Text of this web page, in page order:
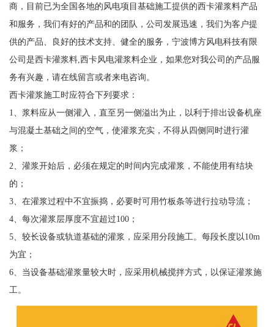
商，目前已为全国各地的风电项目基础施工提供的西卡灌浆料产品
和服务，我们有好的产品和的团队，公司发展迅速，我们为客户提
供的产品、良好的技术支持、健全的服务，宁波博方风电科技有限
公司是西卡灌浆料,西卡风电灌浆料企业，如果您对我公司的产品服
务有兴趣，请在线留言或者来电咨询。
西卡灌浆施工时应符合下列要求：
1、浆料应从一侧灌入，直至另一侧溢出为止，以利于排出设备机座
与混凝土基础之间的空气，使灌浆充实，不得从四侧同时进行灌
浆；
2、灌浆开始后，必须在规定的时间内完成灌浆，不能使用有结块
的；
3、在灌浆过程中不宜振捣，必要时可用竹板条等进行拉动导流；
4、每次灌浆层厚度不宜超过100；
5、较长设备或轨道基础的灌浆，应采用分段施工。每段长度以10m
为宜；
6、当设备基础灌浆量较大时，应采用机械搅拌方式，以保证灌浆施
工。